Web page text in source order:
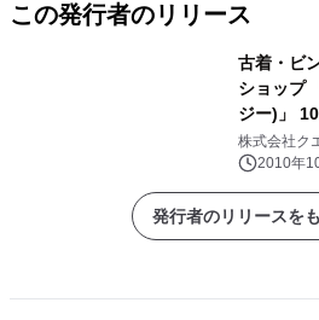
この発行者のリリース
古着・ビ
ショップ
ジー)」
トオープ
株式会社ク
2010年
発行者のリリースを